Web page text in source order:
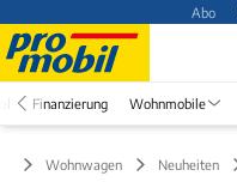
Abo
Finanzierung Wohnmobile
Wohnwagen Neuheiten